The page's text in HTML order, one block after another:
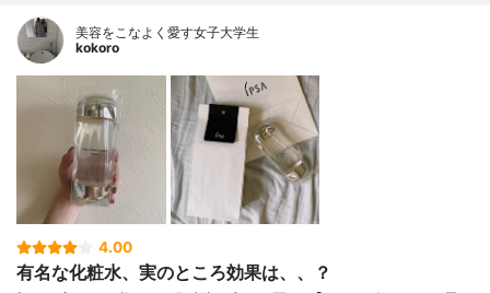
美容をこなよく愛す女子大学生
kokoro
4.00
有名な化粧水、実のところ効果は、、？